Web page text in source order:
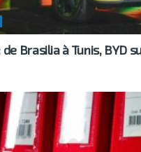
Brasilia à Tunis, BYD